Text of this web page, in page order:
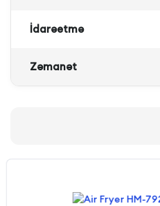
İdarəetmə
Zəmanət